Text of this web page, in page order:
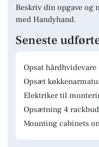
Beskriv din opgave og
med Handyhand.
Seneste
Opsat hårdhvidevare
Opsæt
Elektriker til
Opsætning 4
Mounting cabinets